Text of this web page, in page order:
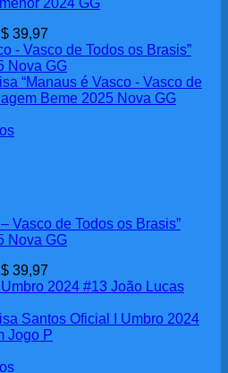
2024 GG
39,97
Vasco de Todos os Brasis”
Nova GG
39,97